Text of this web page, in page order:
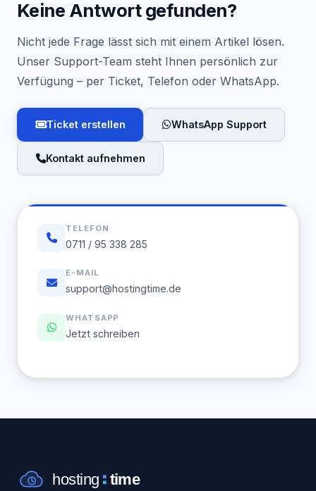
Keine Antwort gefunden?
Nicht jede Frage lässt sich mit einem Artikel lösen.
Unser Support-Team steht Ihnen persönlich zur
Verfügung – per Ticket, Telefon oder WhatsApp.
Ticket erstellen WhatsApp Support
Kontakt aufnehmen
TELEFON
0711 / 95 338 285
E-MAIL
support@hostingtime.de
WHATSAPP
Jetzt schreiben